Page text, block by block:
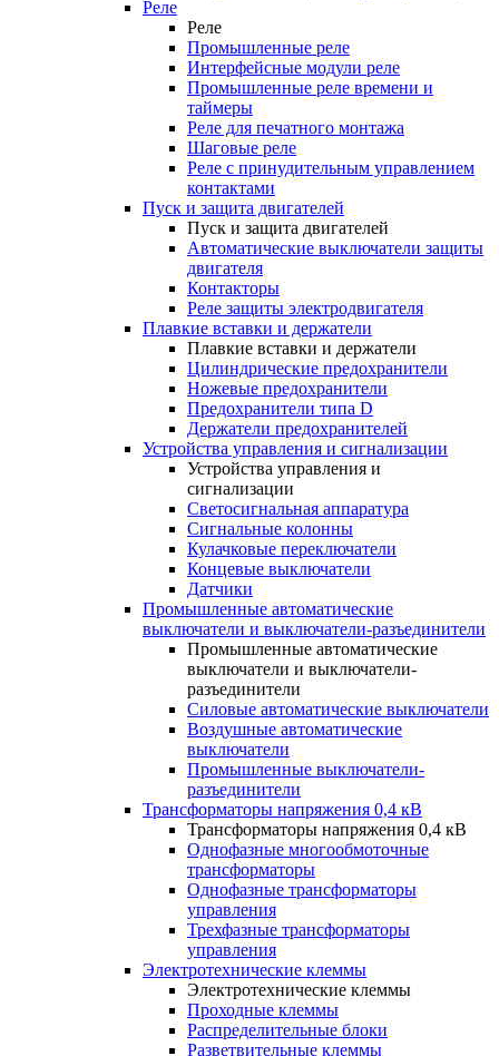
Реле
Реле
Промышленные реле
Интерфейсные модули реле
Промышленные реле времени и
таймеры
Реле для печатного монтажа
Шаговые реле
Реле с принудительным управлением
контактами
Пуск и защита двигателей
Пуск и защита двигателей
Автоматические выключатели защиты
двигателя
Контакторы
Реле защиты электродвигателя
Плавкие вставки и держатели
Плавкие вставки и держатели
Цилиндрические предохранители
Ножевые предохранители
Предохранители типа D
Держатели предохранителей
Устройства управления и сигнализации
Устройства управления и
сигнализации
Светосигнальная аппаратура
Сигнальные колонны
Кулачковые переключатели
Концевые выключатели
Датчики
Промышленные автоматические
выключатели и выключатели-разъединители
Промышленные автоматические
выключатели и выключатели-
разъединители
Силовые автоматические выключатели
Воздушные автоматические
выключатели
Промышленные выключатели-
разъединители
Трансформаторы напряжения 0,4 кВ
Трансформаторы напряжения 0,4 кВ
Однофазные многообмоточные
трансформаторы
Однофазные трансформаторы
управления
Трехфазные трансформаторы
управления
Электротехнические клеммы
Электротехнические клеммы
Проходные клеммы
Распределительные блоки
Разветвительные клеммы